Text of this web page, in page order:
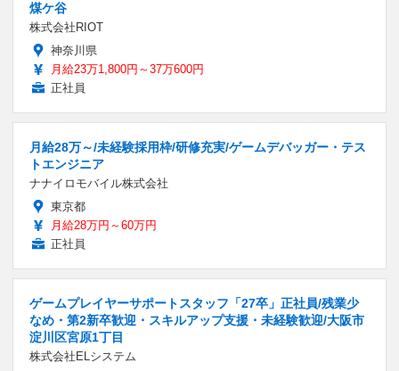
煤ケ谷
株式会社RIOT
神奈川県
月給23万1,800円～37万600円
正社員
月給28万～/未経験採用枠/研修充実/ゲームデバッガー・テス
トエンジニア
ナナイロモバイル株式会社
東京都
月給28万円～60万円
正社員
ゲームプレイヤーサポートスタッフ「27卒」正社員/残業少
なめ・第2新卒歓迎・スキルアップ支援・未経験歓迎/大阪市
淀川区宮原1丁目
株式会社ELシステム